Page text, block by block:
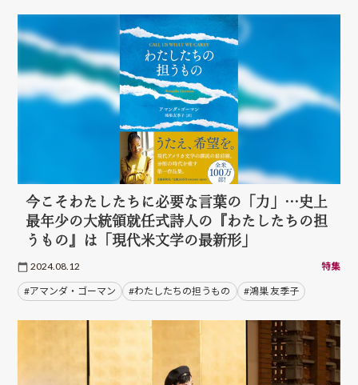
今こそわたしたちに必要な言葉の「力」…史上
最年少の大統領就任式詩人の『わたしたちの担
うもの』は「現代米文学の最新形」
2024.08.12 特集
#アマンダ・ゴーマン #わたしたちの担うもの #鴻巣 友季子